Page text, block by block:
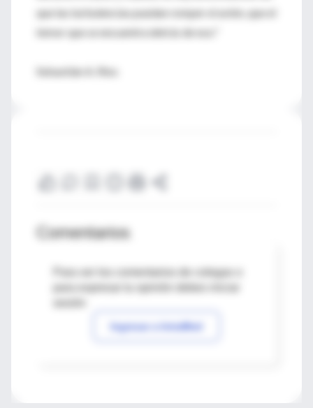
que las turbulencias puedan romper el avión, que el
temor que se encuentra detrás de eso."
Sebastián A. Ríos
Comentarios
Para ver los comentarios de colegas o
Ingresar a IntraMed